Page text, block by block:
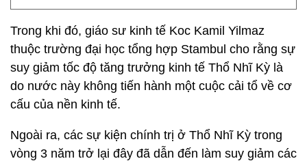
Trong khi đó, giáo sư kinh tế Koc Kamil Yilmaz
thuộc trường đại học tổng hợp Stambul cho rằng sự
suy giảm tốc độ tăng trưởng kinh tế Thổ Nhĩ Kỳ là
do nước này không tiến hành một cuộc cải tổ về cơ
cấu của nền kinh tế.
Ngoài ra, các sự kiện chính trị ở Thổ Nhĩ Kỳ trong
vòng 3 năm trở lại đây đã dẫn đến làm suy giảm các